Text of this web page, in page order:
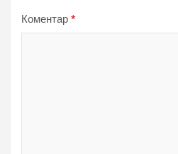
Коментар *